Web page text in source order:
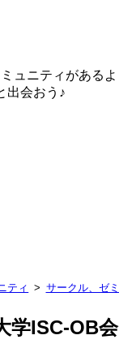
ュニティがあるよ
出会おう♪
ティ サークル、ゼミ
学ISC-OB会